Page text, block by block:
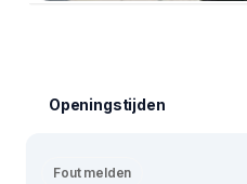
Openingstijden
Fout melden